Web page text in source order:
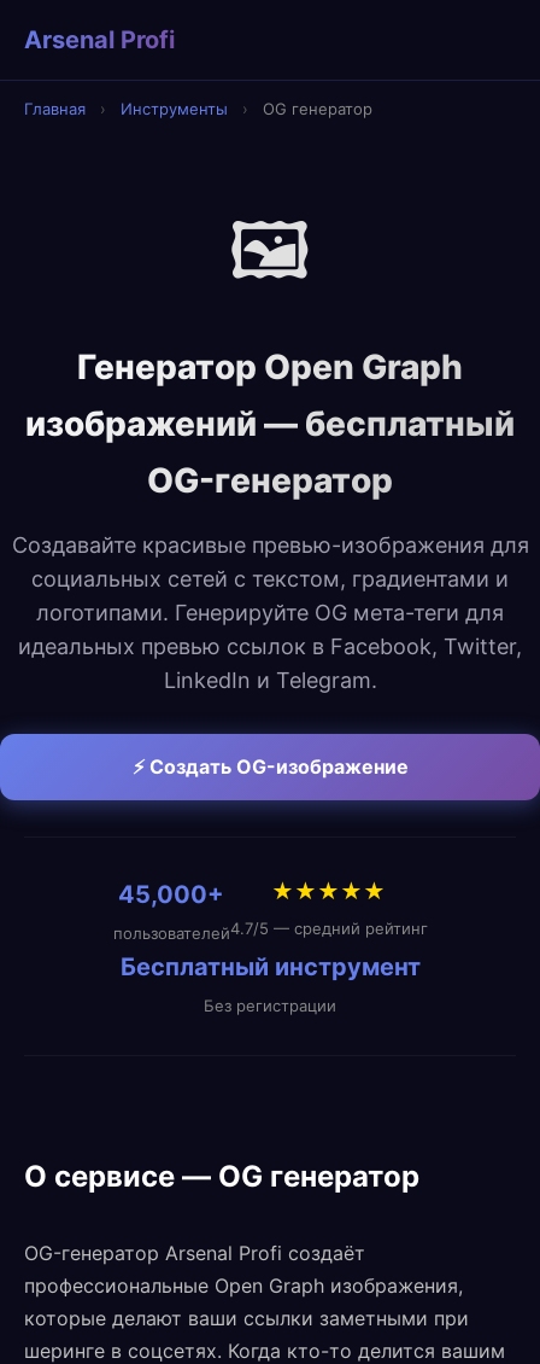
Arsenal Profi
Главная › Инструменты › OG генератор
🖼️
Генератор Open Graph
изображений — бесплатный
OG-генератор
Создавайте красивые превью-изображения для
социальных сетей с текстом, градиентами и
логотипами. Генерируйте OG мета-теги для
идеальных превью ссылок в Facebook, Twitter,
LinkedIn и Telegram.
⚡ Создать OG-изображение
45,000+
пользователей
★★★★★
4.7/5 — средний рейтинг
Бесплатный инструмент
Без регистрации
О сервисе — OG генератор
OG-генератор Arsenal Profi создаёт
профессиональные Open Graph изображения,
которые делают ваши ссылки заметными при
шеринге в соцсетях. Когда кто-то делится вашим